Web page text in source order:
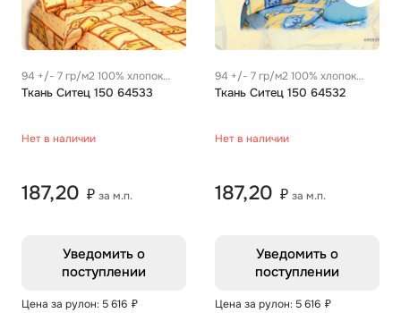
94 +/- 7 гр/м2 100% хлопок
0.28 м
Ткань Ситец 150 64533
Нет в наличии
187,20 ₽ за м.п.
Уведомить о
поступлении
Цена за рулон: 5 616 ₽
94 +/- 7 гр/м2 100% хлопок
0.28 м
Ткань Ситец 150 64532
Нет в наличии
187,20 ₽ за м.п.
Уведомить о
поступлении
Цена за рулон: 5 616 ₽